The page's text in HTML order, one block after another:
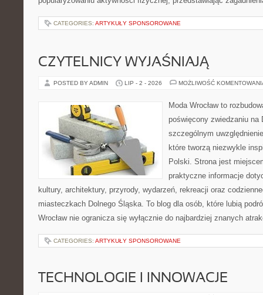
CATEGORIES: ARTYKUŁY SPONSOROWANE
CZYTELNICY WYJAŚNIAJĄ
POSTED BY ADMIN LIP - 2 - 2026 MOŻLIWOŚĆ
Moda Wrocław to
poświęcony zwiedzaniu na
szczególnym
które tworzą niezwykle
Polski. Strona jest
praktyczne informacje
kultury, architektury, przyrody, wydarzeń, rekreacji oraz
miasteczkach Dolnego Śląska. To blog dla osób, które lubią
Wrocław nie ogranicza się wyłącznie do najbardziej znanych
CATEGORIES: ARTYKUŁY SPONSOROWANE
TECHNOLOGIE I INNOWACJE